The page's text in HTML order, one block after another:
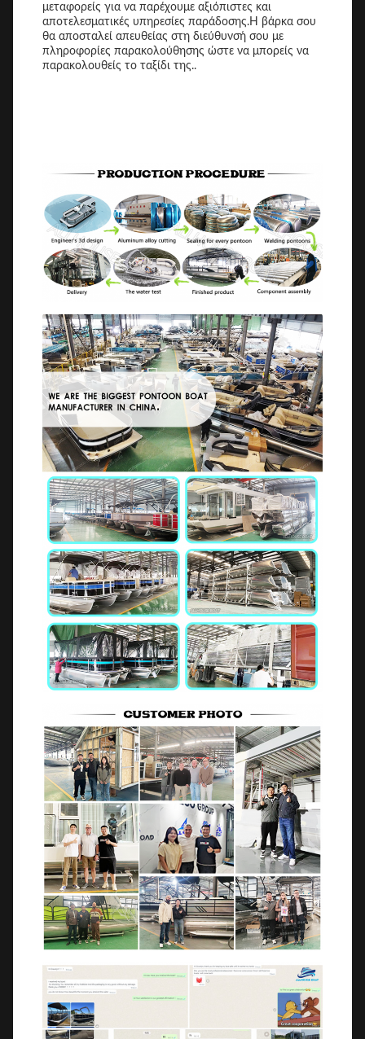
μεταφορείς για να παρέχουμε αξιόπιστες και
αποτελεσματικές υπηρεσίες παράδοσης.Η βάρκα σου
θα αποσταλεί απευθείας στη διεύθυνσή σου με
πληροφορίες παρακολούθησης ώστε να μπορείς να
παρακολουθείς το ταξίδι της..